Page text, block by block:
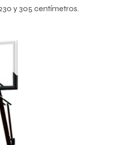
y 305 centímetros.